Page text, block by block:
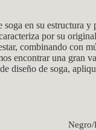
en su estructura y
por su
combinando con
encontrar una gran
diseño de soga,
Negro/